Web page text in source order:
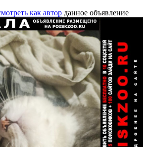
как автор данное объявление